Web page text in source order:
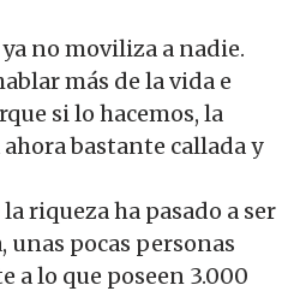
no moviliza a nadie.
más de la vida e
si lo hacemos, la
bastante callada y
riqueza ha pasado a ser
unas pocas personas
a lo que poseen 3.000